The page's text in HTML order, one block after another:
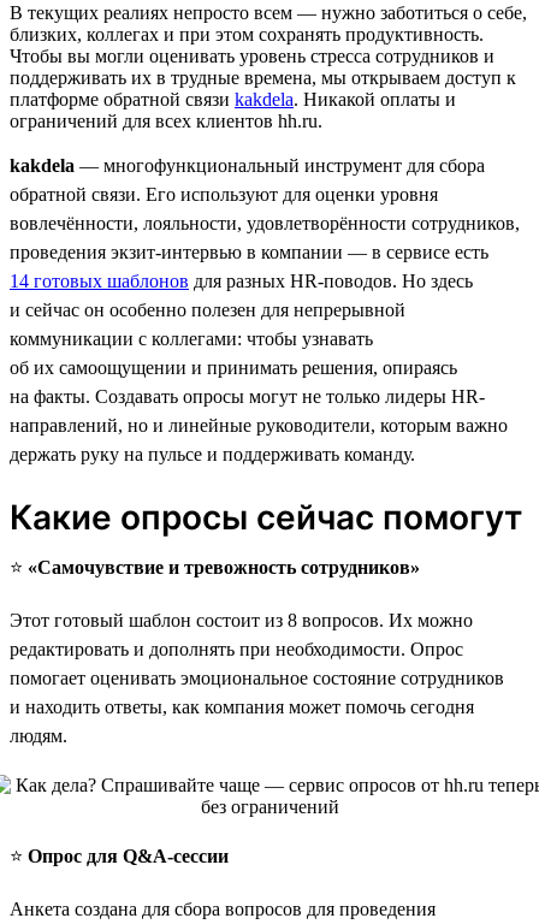
В текущих реалиях непросто всем — нужно заботиться о себе,
близких, коллегах и при этом сохранять продуктивность.
Чтобы вы могли оценивать уровень стресса сотрудников и
поддерживать их в трудные времена, мы открываем доступ к
платформе обратной связи kakdela. Никакой оплаты и
ограничений для всех клиентов hh.ru.
kakdela — многофункциональный инструмент для сбора
обратной связи. Его используют для оценки уровня
вовлечённости, лояльности, удовлетворённости сотрудников,
проведения экзит-интервью в компании — в сервисе есть
14 готовых шаблонов для разных HR-поводов. Но здесь
и сейчас он особенно полезен для непрерывной
коммуникации с коллегами: чтобы узнавать
об их самоощущении и принимать решения, опираясь
на факты. Создавать опросы могут не только лидеры HR-
направлений, но и линейные руководители, которым важно
держать руку на пульсе и поддерживать команду.
Какие опросы сейчас помогут
⭐️ «Самочувствие и тревожность сотрудников»
Этот готовый шаблон состоит из 8 вопросов. Их можно
редактировать и дополнять при необходимости. Опрос
помогает оценивать эмоциональное состояние сотрудников
и находить ответы, как компания может помочь сегодня
людям.
⭐️ Опрос для Q&A-сессии
Анкета создана для сбора вопросов для проведения